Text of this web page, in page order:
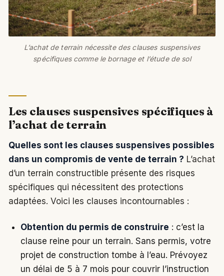
L’achat de terrain nécessite des clauses suspensives
spécifiques comme le bornage et l’étude de sol
Les clauses suspensives spécifiques à
l’achat de terrain
Quelles sont les clauses suspensives possibles
dans un compromis de vente de terrain ? L’achat
d’un terrain constructible présente des risques
spécifiques qui nécessitent des protections
adaptées. Voici les clauses incontournables :
Obtention du permis de construire : c’est la
clause reine pour un terrain. Sans permis, votre
projet de construction tombe à l’eau. Prévoyez
un délai de 5 à 7 mois pour couvrir l’instruction